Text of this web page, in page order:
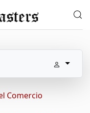
Comercio